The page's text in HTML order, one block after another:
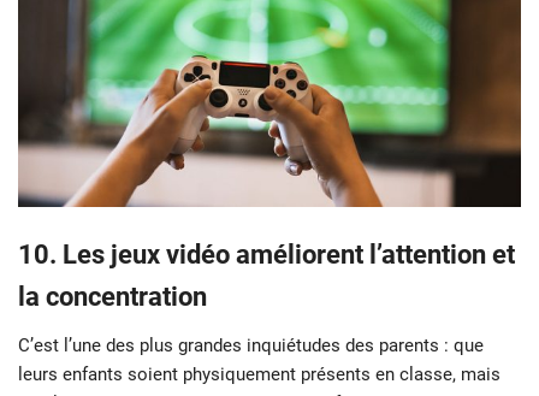
10. Les jeux vidéo améliorent l’attention et
la concentration
C’est l’une des plus grandes inquiétudes des parents : que
leurs enfants soient physiquement présents en classe, mais